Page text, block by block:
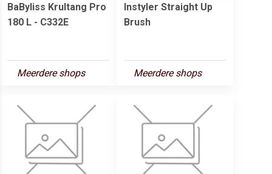
BaByliss Krultang Pro
180 L - C332E
Meerdere shops
Instyler Straight Up
Brush
Meerdere shops